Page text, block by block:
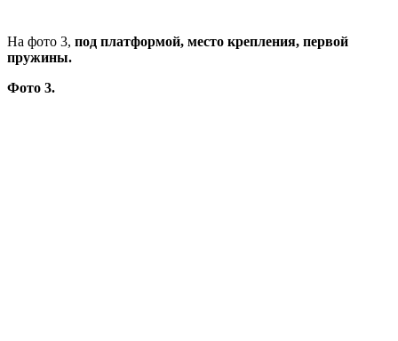
На фото 3, под платформой, место крепления, первой
пружины.
Фото 3.